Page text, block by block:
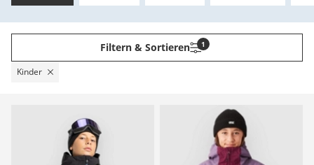
Filtern & Sortieren 1
Kinder